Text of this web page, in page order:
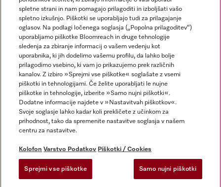
Kolofon
Splošni pogoji poslovanja
Pogoji uporabe
Zakon o digitalnih storitvah
Miele na Instagramu
Miele na Facebooku
spletne strani in nam pomagajo prilagoditi in izboljšati vašo
spletno izkušnjo. Piškotki se uporabljajo tudi za prilagajanje
oglasov. Na podlagi ločenega soglasja („Popolna prilagoditev“)
uporabljamo piškotke Bloomreach in druge tehnologije
sledenja za zbiranje informacij o vašem vedenju kot
uporabnika, ki jih dodelimo vašemu profilu, da lahko bolje
prilagodimo vsebino, ki vam jo prikazujemo prek različnih
kanalov. Z izbiro »Sprejmi vse piškotke« soglašate z vsemi
piškotki in tehnologijami. Če želite uporabljati le nujne
piškotke in tehnologije, izberite »Samo nujni piškotki«.
Dodatne informacije najdete v »Nastavitvah piškotkov«.
Svoje soglasje lahko kadar koli prekličete z učinkom za
prihodnost, tako da spremenite nastavitve soglasja v našem
centru za nastavitve.
Kolofon Varstvo Podatkov Piškotki / Cookies
Sprejmi vse piškotke Samo nujni piškotki